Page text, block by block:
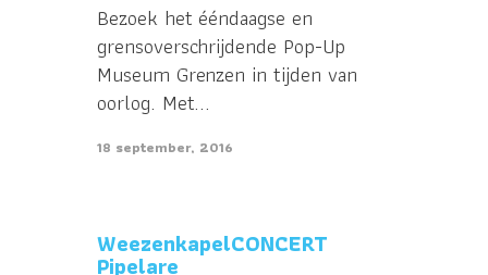
Bezoek het ééndaagse en
grensoverschrijdende Pop-Up
Museum Grenzen in tijden van
oorlog. Met...
18 september, 2016
WeezenkapelCONCERT
Pipelare